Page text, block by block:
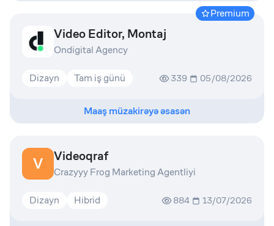
Video Editor, Montaj
Ondigital Agency
Premium
Dizayn Tam iş günü 339 05/08/2026
Maaş müzakirəyə əsasən
V Videoqraf
Crazyyy Frog Marketing Agentliyi
Dizayn Hibrid 884 13/07/2026